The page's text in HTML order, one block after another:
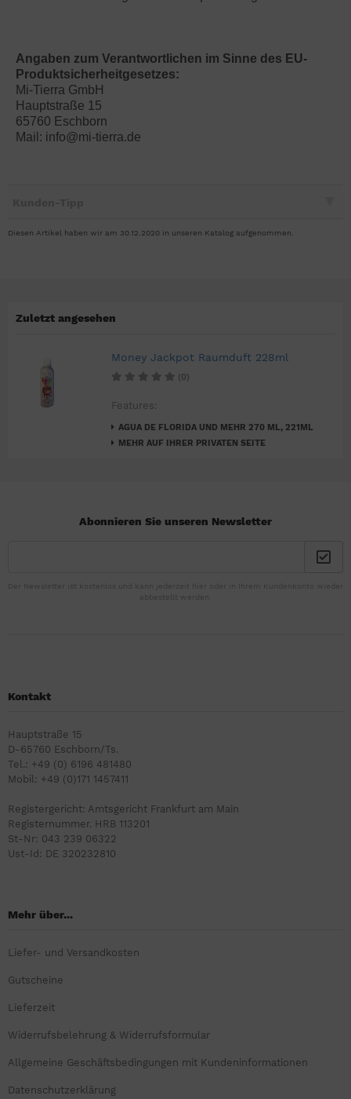
Angaben zum Verantwortlichen im Sinne des EU-
Produktsicherheitgesetzes:
Mi-Tierra GmbH
Hauptstraße 15
65760 Eschborn
Mail: info@mi-tierra.de
Diesen Artikel haben wir am 30.12.2020 in unseren Katalog aufgenommen.
Zuletzt angesehen
Money Jackpot Raumduft 228ml
(0)
Features:
AGUA DE FLORIDA UND MEHR 270 ML, 221ML
MEHR AUF IHRER PRIVATEN SEITE
Abonnieren Sie unseren Newsletter
Der Newsletter ist kostenlos und kann jederzeit hier oder in Ihrem Kundenkonto wieder
abbestellt werden.
Kontakt
Hauptstraße 15
D-65760 Eschborn/Ts.
Tel.: +49 (0) 6196 481480
Mobil: +49 (0)171 1457411
Registergericht: Amtsgericht Frankfurt am Main
Registernummer. HRB 113201
St-Nr: 043 239 06322
Ust-Id: DE 320232810
Mehr über...
Liefer- und Versandkosten
Gutscheine
Lieferzeit
Widerrufsbelehrung & Widerrufsformular
Allgemeine Geschäftsbedingungen mit Kundeninformationen
Datenschutzerklärung